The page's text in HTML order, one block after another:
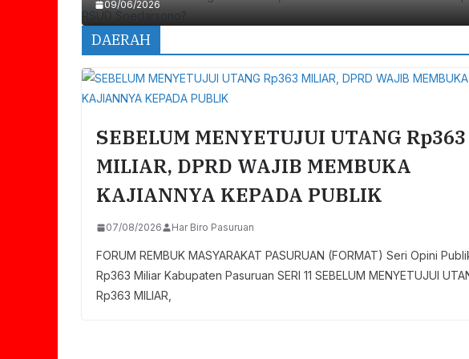
09/06/2026
DAERAH
SEBELUM MENYETUJUI UTANG Rp363
MILIAR, DPRD WAJIB MEMBUKA
KAJIANNYA KEPADA PUBLIK
07/08/2026 Har Biro Pasuruan
FORUM REMBUK MASYARAKAT PASURUAN (FORMAT) Seri Opini
Rp363 Miliar Kabupaten Pasuruan SERI 11 SEBELUM MENYETUJUI
Rp363 MILIAR,